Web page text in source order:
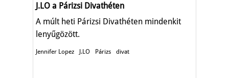
J.LO a Párizsi Divathéten
A múlt heti Párizsi Divathéten mindenkit
lenyűgözött.
Jennifer Lopez J.LO Párizs divat